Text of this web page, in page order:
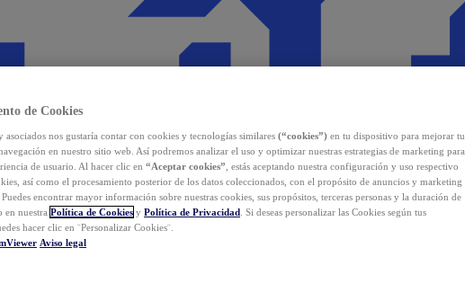
de Cookies
asociados nos gustaría contar con cookies y tecnologías similares (“cookies”) en tu dispositivo para mejorar tu
en nuestro sitio web. Así podremos analizar el uso y optimizar nuestras estrategias de marketing para
de usuario. Al hacer clic en “Aceptar cookies” , estás aceptando nuestra configuración y uso respectivo
así como el procesamiento posterior de los datos coleccionados, con el propósito de anuncios y marketing
encontrar mayor información sobre nuestras cookies, sus propósitos, terceras personas y la duración de
en nuestra Política de Cookies y Política de Privacidad . Si deseas personalizar las Cookies según tus
hacer clic en ¨Personalizar Cookies¨.
Aviso legal